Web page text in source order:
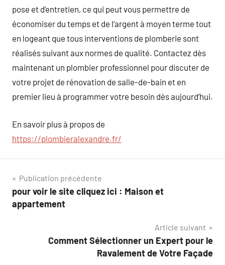
pose et d’entretien, ce qui peut vous permettre de
économiser du temps et de l’argent à moyen terme tout
en logeant que tous interventions de plomberie sont
réalisés suivant aux normes de qualité. Contactez dès
maintenant un plombier professionnel pour discuter de
votre projet de rénovation de salle-de-bain et en
premier lieu à programmer votre besoin dès aujourd’hui.
En savoir plus à propos de
https://plombieralexandre.fr/
Navigation
de
Publication précédente
pour voir le site cliquez ici : Maison et
appartement
Article suivant
Comment Sélectionner un Expert pour le
Ravalement de Votre Façade